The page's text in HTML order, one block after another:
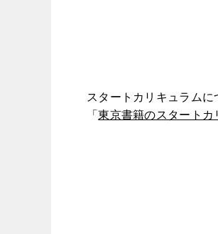
スタートカリキュラムに
「東京書籍のスタートカ